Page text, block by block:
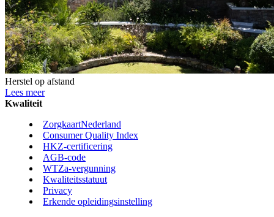
Herstel op afstand
Lees meer
Kwaliteit
ZorgkaartNederland
Consumer Quality Index
HKZ-certificering
AGB-code
WTZa-vergunning
Kwaliteitsstatuut
Privacy
Erkende opleidingsinstelling